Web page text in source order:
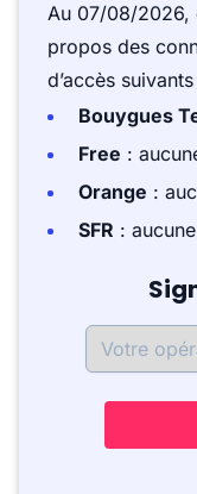
Au 07/08/2026,
propos des
d’accès
Bouygues
Free :
Orange :
SFR :